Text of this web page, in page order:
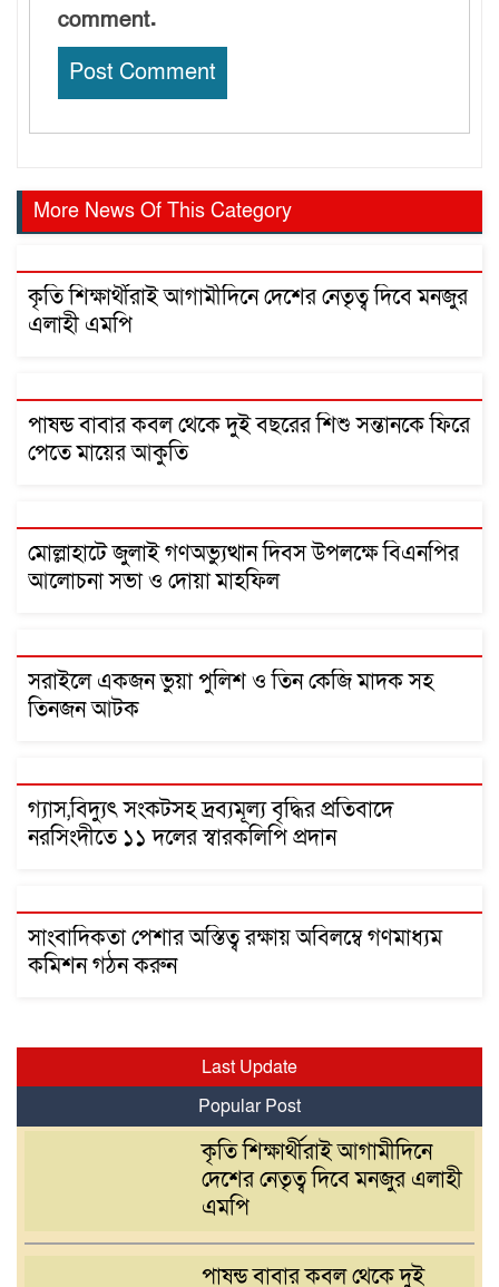
comment.
More News Of This Category
কৃতি শিক্ষার্থীরাই আগামীদিনে দেশের নেতৃত্ব দিবে মনজুর
এলাহী এমপি
পাষন্ড বাবার কবল থেকে দুই বছরের শিশু সন্তানকে ফিরে
পেতে মায়ের আকুতি
মোল্লাহাটে জুলাই গণঅভ্যুত্থান দিবস উপলক্ষে বিএনপির
আলোচনা সভা ও দোয়া মাহফিল
সরাইলে একজন ভুয়া পুলিশ ও তিন কেজি মাদক সহ
তিনজন আটক
গ্যাস,বিদ্যুৎ সংকটসহ দ্রব্যমূল্য বৃদ্ধির প্রতিবাদে
নরসিংদীতে ১১ দলের স্বারকলিপি প্রদান
সাংবাদিকতা পেশার অস্তিত্ব রক্ষায় অবিলম্বে গণমাধ্যম
কমিশন গঠন করুন
Last Update
Popular Post
কৃতি শিক্ষার্থীরাই আগামীদিনে
দেশের নেতৃত্ব দিবে মনজুর এলাহী
এমপি
পাষন্ড বাবার কবল থেকে দুই